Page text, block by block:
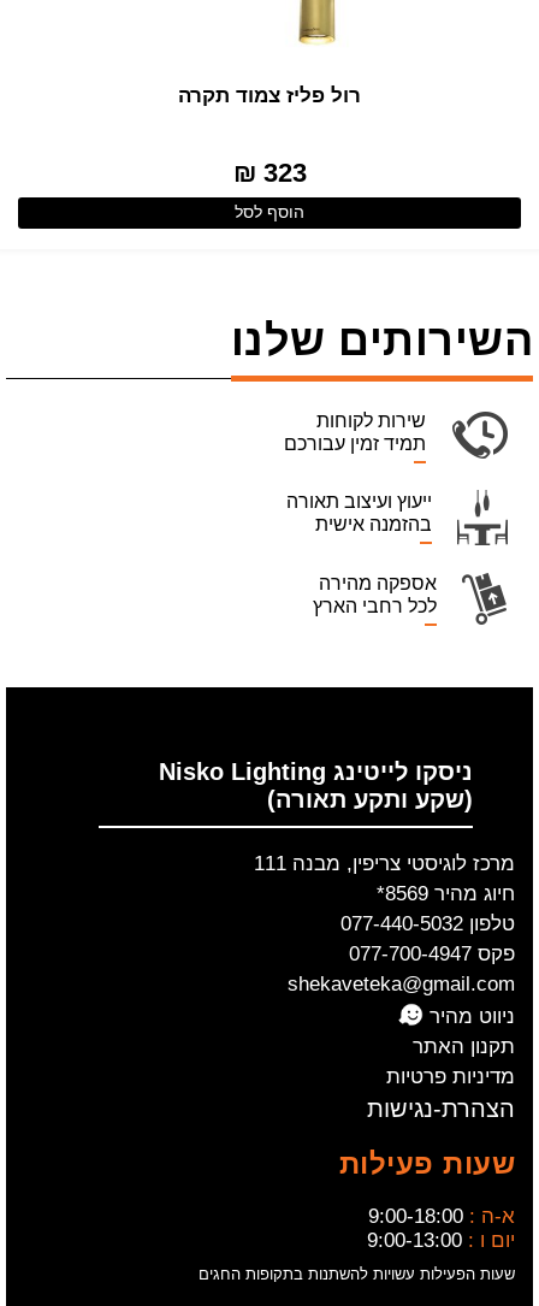
רול פליז צמוד תקרה
323 ₪
הוסף לסל
השירותים שלנו
שירות לקוחות
תמיד זמין עבורכם
ייעוץ ועיצוב תאורה
בהזמנה אישית
אספקה מהירה
לכל רחבי הארץ
ניסקו לייטינג Nisko Lighting
(שקע ותקע תאורה)
מרכז לוגיסטי צריפין, מבנה 111
חיוג מהיר 8569*
טלפון 077-440-5032
פקס 077-700-4947
shekaveteka@gmail.com
ניווט מהיר
תקנון האתר
מדיניות פרטיות
הצהרת-נגישות
שעות פעילות
א-ה : 9:00-18:00
יום ו : 9:00-13:00
שעות הפעילות עשויות להשתנות בתקופות החגים